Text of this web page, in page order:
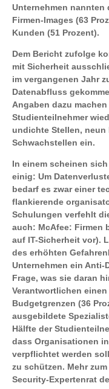
Unternehmen nannten
Firmen-Images (63
Kunden (51 Prozent).
Dem Bericht zufolge
mit Sicherheit
im vergangenen Jahr
Datenabfluss
Angaben dazu
Studienteilnehmer
undichte Stellen,
Schwachstellen ein.
In einem scheinen
einig: Um
bedarf es zwar einer
flankierende
Schulungen verfehlt
auch: McAfee: Firmen
auf IT-Sicherheit vor).
des erhöhten
Unternehmen ein Anti-
Frage, was sie daran
Verantwortlichen
Budgetgrenzen (36
ausgebildete
Hälfte der
dass Organisationen
verpflichtet werden
zu schützen. Mehr
Security-Expertenrat